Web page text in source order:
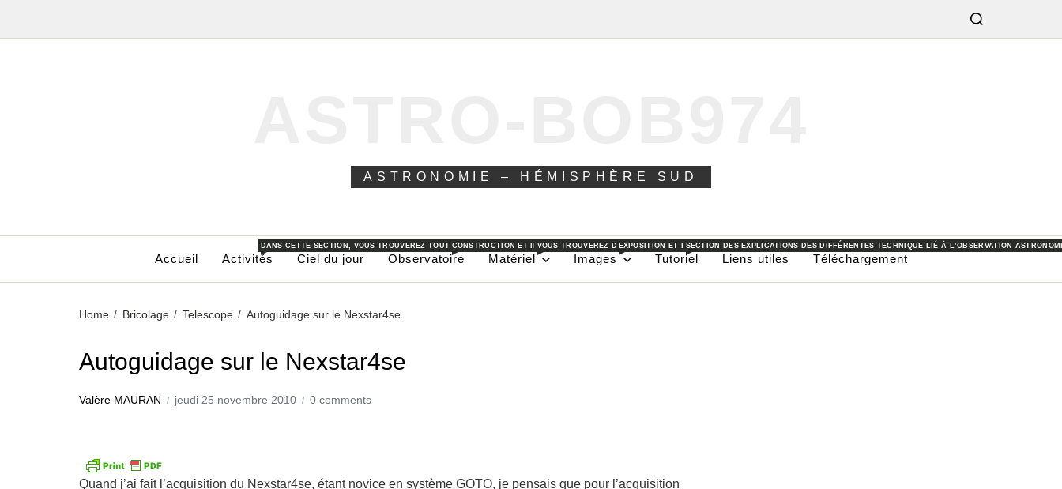
ASTRONOMIE – HÉMISPHÈRE SUD
Accueil Activités
DANS CETTE SECTION, VOUS TROUVEREZ TOUT CE QUE JE PEUX FAIRE DANS AU JOUR LE JOUR POUR L’ASTRONOMIE OU LES DIFFÉRENTES ACTIVITÉS PROPOSÉS PAR LES ASSOCIATIONS OU
Ciel du jour Observatoire
CONSTRUCTION ET INSTALLATION D’UN OBSERVATOIRE DANS LE JARDIN.
Matériel
VOUS TROUVEREZ DANS CES PAGES LES DIFFÉRENTS MATÉRIELS ET OUTILS UTILISÉS POUR LES PRISES DE VUE ET
Images
EXPOSITION ET EXPLICATION DES IMAGES OBTENUES AU COURS DES SOIRÉES D’OBSERVATIONS.
Tutoriel
SECTION DES EXPLICATIONS DES DIFFÉRENTES TECHNIQUE LIÉ À L’OBSERVATION
Liens utiles Téléchargement
Home Bricolage Telescope Autoguidage sur le Nexstar4se
Autoguidage sur le Nexstar4se
Valère MAURAN jeudi 25 novembre 2010 0 comments
Quand j’ai fait l’acquisition du Nexstar4se, étant novice en système GOTO, je pensais que pour l’acquisition